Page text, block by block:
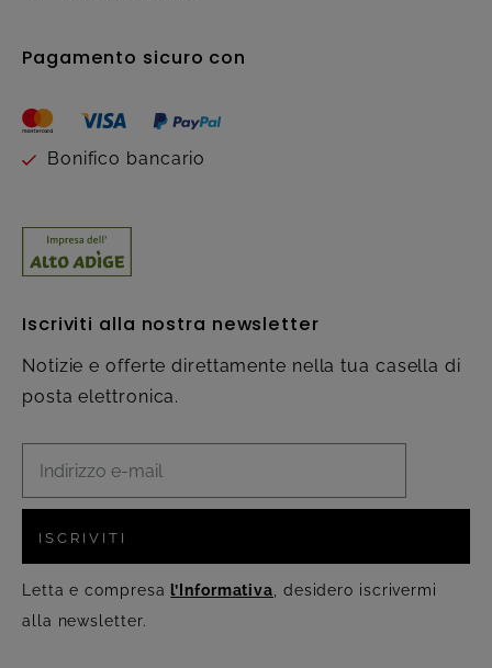
Pagamento sicuro con
Bonifico bancario
Iscriviti alla nostra newsletter
Notizie e offerte direttamente nella tua casella di
posta elettronica.
ISCRIVITI
Letta e compresa l’Informativa , desidero iscrivermi
alla newsletter.